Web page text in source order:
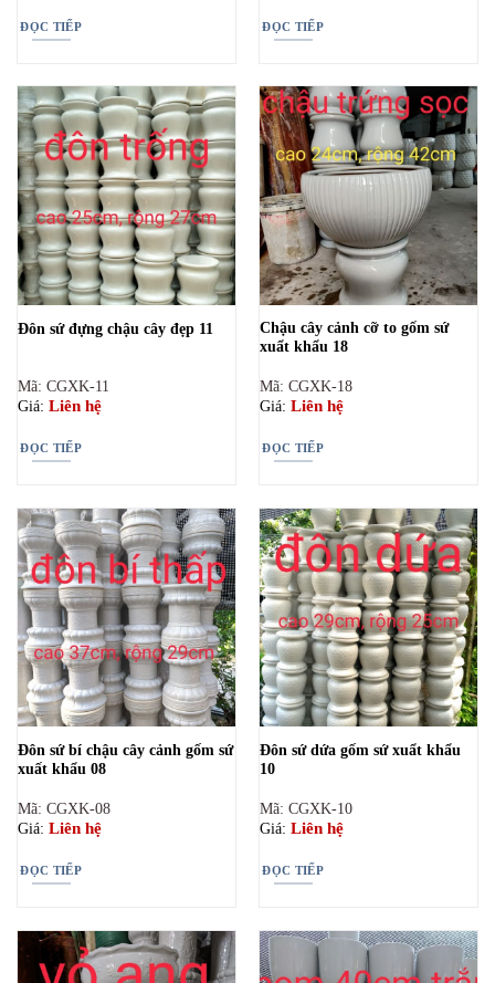
ĐỌC TIẾP ĐỌC TIẾP
Đôn sứ đựng chậu cây đẹp 11
Mã: CGXK-11
Giá: Liên hệ
ĐỌC TIẾP
Chậu cây cảnh cỡ to gốm sứ
xuẩt khẩu 18
Mã: CGXK-18
Giá: Liên hệ
ĐỌC TIẾP
Đôn sứ bí chậu cây cảnh gốm sứ
xuất khẩu 08
Mã: CGXK-08
Giá: Liên hệ
ĐỌC TIẾP
Đôn sứ dứa gốm sứ xuẩt khẩu
10
Mã: CGXK-10
Giá: Liên hệ
ĐỌC TIẾP